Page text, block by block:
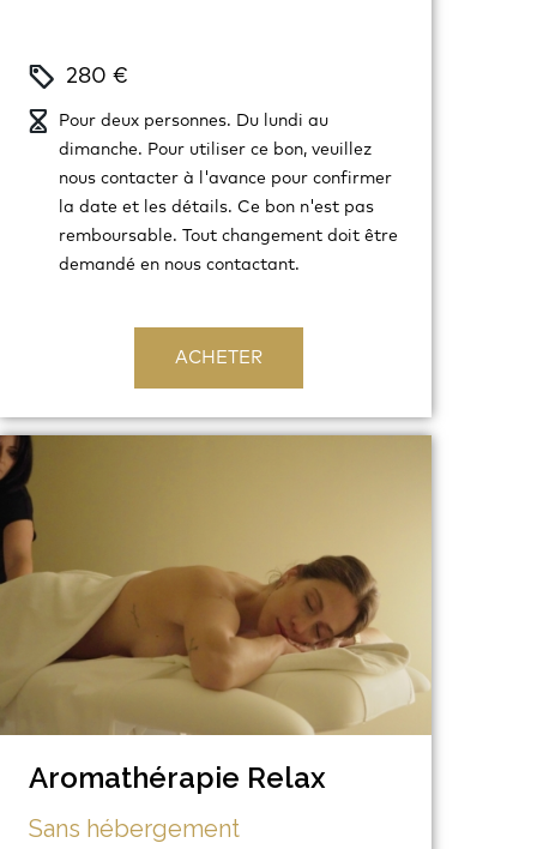
280 €
Pour deux personnes. Du lundi au
dimanche. Pour utiliser ce bon, veuillez
nous contacter à l'avance pour confirmer
la date et les détails. Ce bon n'est pas
remboursable. Tout changement doit être
demandé en nous contactant.
ACHETER
Aromathérapie Relax
Sans hébergement